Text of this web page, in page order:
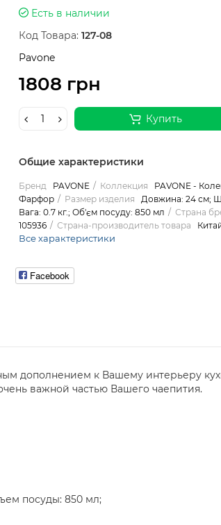
Есть в наличии
Код Товара: 127-08
Pavone
1808 грн
Купить
Общие характеристики
Бренд PAVONE Коллекция PAVONE -
Фарфор
Размер изделия
Довжина: 24 см;
Вага: 0.7 кг.; Об'єм посуду: 850 мл
Страна
105936
Страна-производитель товара
Все характеристики
Facebook
дополнением к Вашему интерьеру
важной частью Вашего чаепития.
посуды: 850 мл;